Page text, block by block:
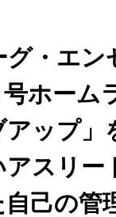
・エン
ホーム
ップ」
スリー
己の管